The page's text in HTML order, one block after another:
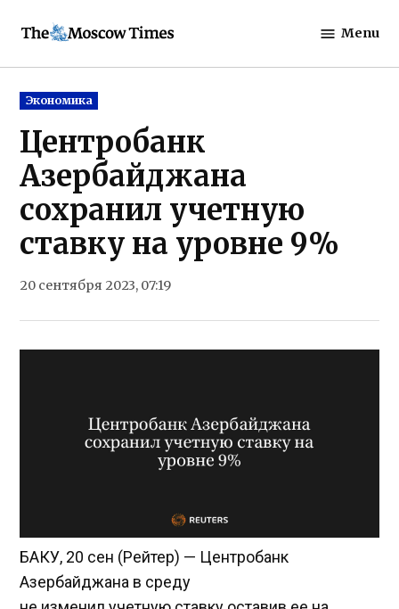
Moscow
Menu
Posted
in
Экономика
Центробанк
Азербайджана
сохранил учетную
ставку на уровне 9%
20 сентября 2023, 07:19
БАКУ, 20 сен (Рейтер) — Центробанк
Азербайджана в среду